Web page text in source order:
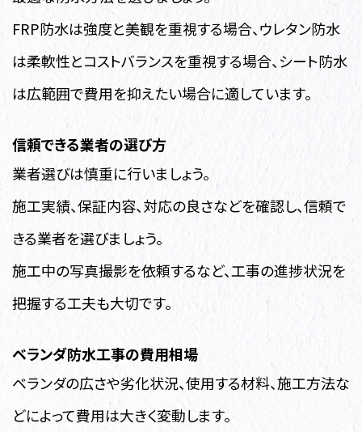
FRP防水は強度と美観を重視する場合、ウレタン防水
は柔軟性とコストバランスを重視する場合、シート防水
は広範囲で費用を抑えたい場合に適しています。
信頼できる業者の選び方
業者選びは慎重に行いましょう。
施工実績、保証内容、対応の良さなどを確認し、信頼で
きる業者を選びましょう。
施工中の写真撮影を依頼するなど、工事の進捗状況を
把握する工夫も大切です。
ベランダ防水工事の費用相場
ベランダの広さや劣化状況、使用する材料、施工方法な
どによって費用は大きく変動します。